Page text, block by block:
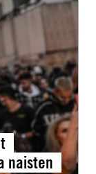
naisten